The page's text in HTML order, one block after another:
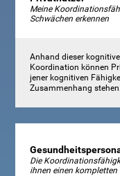
Meine
Schwächen erkennen
Anhand dieser
Koordination können
jener kognitiven
Zusammenhang stehen.
Die
ihnen einen